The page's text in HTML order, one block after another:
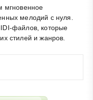
мгновенное
мелодий с нуля.
файлов, которые
стилей и жанров.